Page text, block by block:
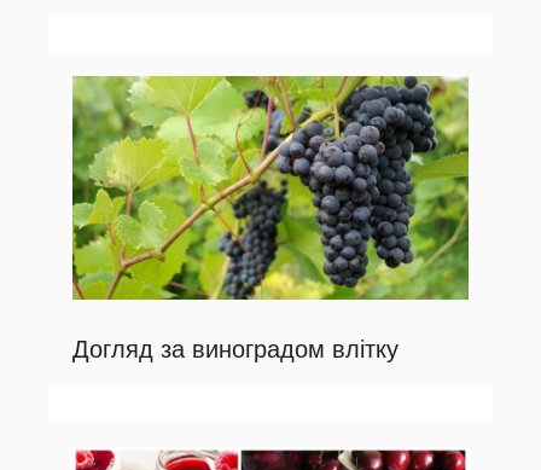
Догляд за виноградом влітку